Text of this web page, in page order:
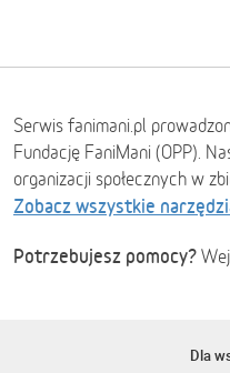
Serwis fanimani.pl
Fundację FaniMani (OPP).
organizacji społecznych w
Zobacz wszystkie
Potrzebujesz pomocy?
Dla